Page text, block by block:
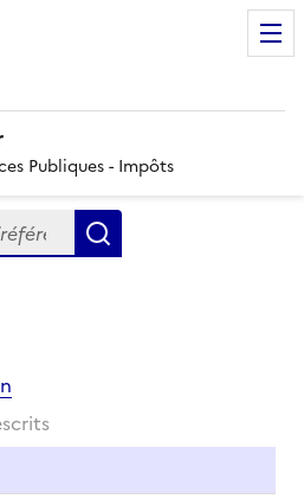
Publiques - Impôts
mots clés, partie du